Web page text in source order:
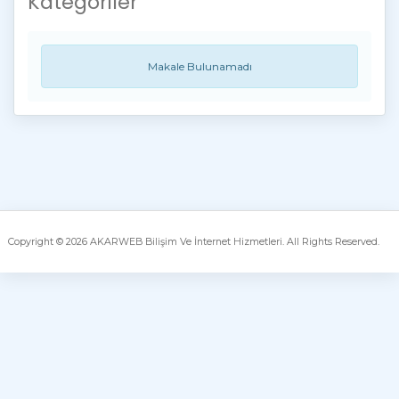
Makale Bulunamadı
Copyright © 2026 AKARWEB Bilişim Ve İnternet Hizmetleri. All Rights Reserved.